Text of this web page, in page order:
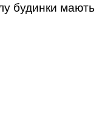
будинки мають